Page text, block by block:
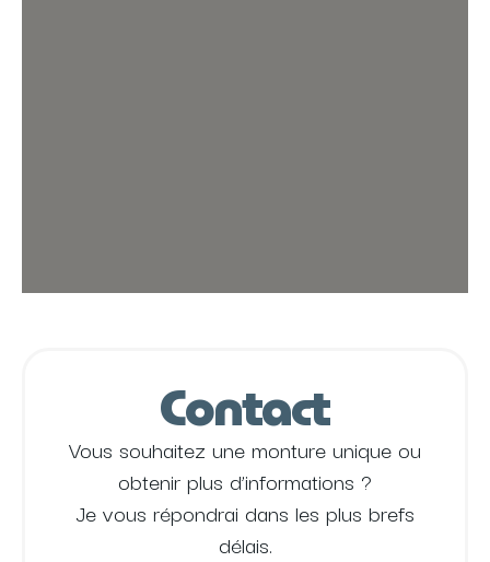
Contact
Vous souhaitez une monture unique ou
obtenir plus d’informations ?
Je vous répondrai dans les plus brefs
délais.